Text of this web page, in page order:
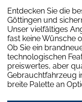
Entdecken Sie die
Göttingen und
Unser vielfältiges
fast keine Wünsche
Ob Sie ein
technologischen
preiswertes, aber
Gebrauchtfahrzeug
breite Palette an